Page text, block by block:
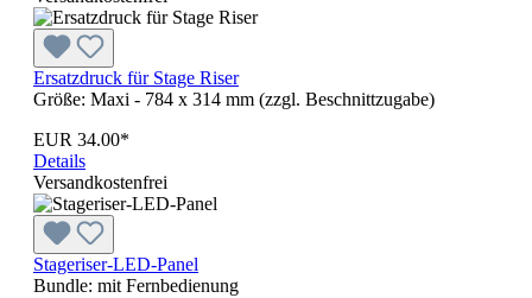
Ersatzdruck für Stage Riser
Größe: Maxi - 784 x 314 mm (zzgl. Beschnittzugabe)
EUR 34.00*
Details
Versandkostenfrei
Stageriser-LED-Panel
Bundle: mit Fernbedienung